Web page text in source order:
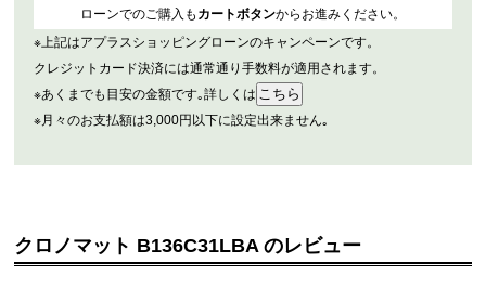
ローンでのご購入も カートボタンからお進みください。
※上記はアプラスショッピングローンのキャンペーンです。
クレジットカード決済には通常通り手数料が適用されます。
※あくまでも目安の金額です｡詳しくは
※月々のお支払額は3,000円以下に設定出来ません｡
クロノマット B136C31LBA のレビュー